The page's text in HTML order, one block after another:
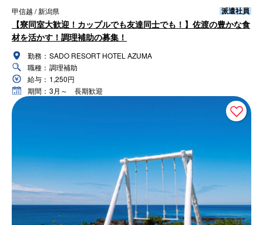
甲信越 / 新潟県 派遣社員
【寮同室大歓迎！カップルでも友達同士でも！】佐渡の豊かな食
材を活かす！調理補助の募集！
勤務： SADO RESORT HOTEL AZUMA
職種： 調理補助
給与： 1,250円
期間： 3月～ 長期歓迎